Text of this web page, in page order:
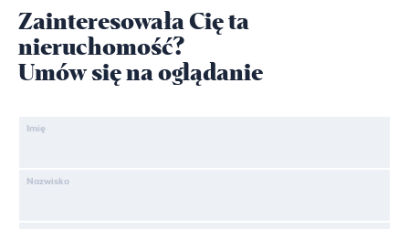
Zainteresowała Cię ta
nieruchomość?
Umów się na oglądanie
Imię
Nazwisko